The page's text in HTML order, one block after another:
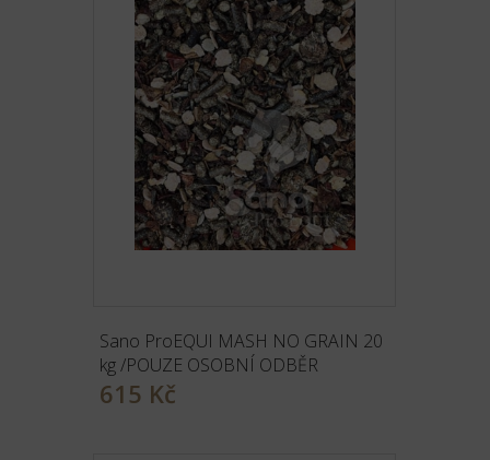
Sano ProEQUI MASH NO GRAIN 20
kg /POUZE OSOBNÍ ODBĚR
615 Kč